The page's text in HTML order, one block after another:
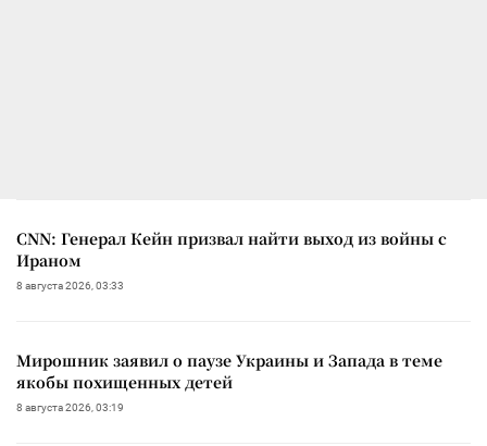
CNN: Генерал Кейн призвал найти выход из войны с
Ираном
8 августа 2026, 03:33
Мирошник заявил о паузе Украины и Запада в теме
якобы похищенных детей
8 августа 2026, 03:19